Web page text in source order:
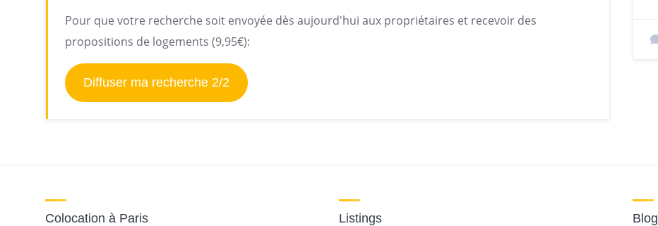
Pour que votre recherche soit envoyée dès aujourd'hui aux propriétaires et recevoir des
propositions de logements (9,95€):
Diffuser ma recherche 2/2
Colocation à Paris Listings Blog